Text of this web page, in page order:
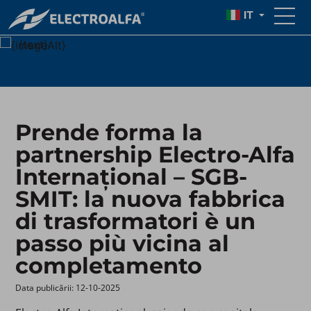
IT
{text}
Prende forma la
partnership Electro-Alfa
Internațional – SGB-
SMIT: la nuova fabbrica
di trasformatori è un
passo più vicina al
completamento
Data publicării: 12-10-2025 ​